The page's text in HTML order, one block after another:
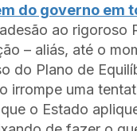
do governo em
ao rigoroso
– aliás, até o
do Plano de
irrompe uma
o Estado